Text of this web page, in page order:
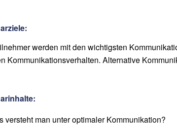
werden mit den wichtigsten
Kommunikationsverhalten. Alternative
versteht man unter optimaler Kommunikation?